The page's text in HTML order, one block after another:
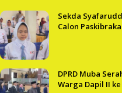
Sekda
Calon
DPRD Muba
Warga Dapil II